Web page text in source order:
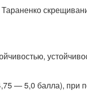
— 5,0 балла), при